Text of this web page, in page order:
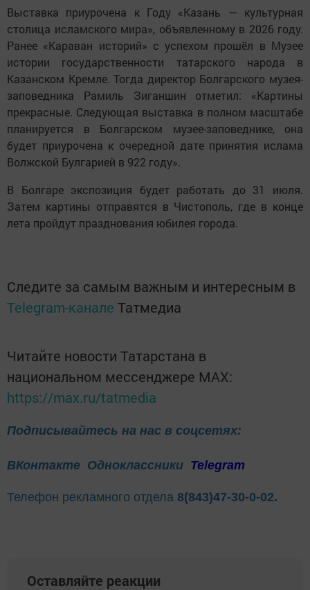
Выставка приурочена к Году «Казань — культурная
столица исламского мира», объявленному в 2026 году.
Ранее «Караван историй» с успехом прошёл в Музее
истории государственности татарского народа в
Казанском Кремле. Тогда директор Болгарского музея-
заповедника Рамиль Зиганшин отметил: «Картины
прекрасные. Следующая выставка в полном масштабе
планируется в Болгарском музее-заповеднике, она
будет приурочена к очередной дате принятия ислама
Волжской Булгарией в 922 году».
В Болгаре экспозиция будет работать до 31 июля.
Затем картины отправятся в Чистополь, где в конце
лета пройдут празднования юбилея города.
Следите за самым важным и интересным в
Telegram-канале Татмедиа
Читайте новости Татарстана в
национальном мессенджере MАХ:
https://max.ru/tatmedia
Подписывайтесь на нас в соцсетях:
ВКонтакте Одноклассники Telegram
Телефон рекламного отдела 8(843)47-30-0-02.
Оставляйте реакции